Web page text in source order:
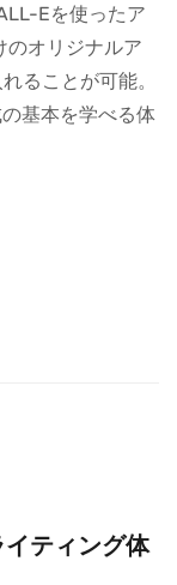
Eを使ったア
のオリジナルア
ることが可能。
基本を学べる体
ティング体